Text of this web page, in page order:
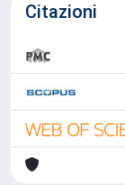
Citazioni